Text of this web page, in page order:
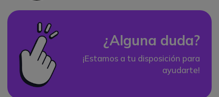
¿Alguna duda?
¡Estamos a tu disposición para
ayudarte!